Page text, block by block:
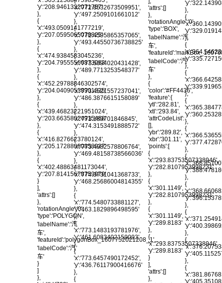
'y':'208.9461322071757'
},
{
'x':'493.0509141777219',
'y':'207.0595065078825'
},
{
'x':'474.9384583045236',
'y':'204.79555566873063'
},
{
'x':'452.29788846302574',
'y':'204.04090538901335'
},
{
'x':'439.46823221951024',
'y':'203.66358024915468'
},
{
'x':'416.8276623780124',
'y':'205.17288080858927'
},
{
'x':'402.48863481173044',
'y':'207.81415678759979'
}
],
'attrs':[]
},
'rotationAngle':'0',
'type':'POLYGON',
'labelName':'汽
车',
'featureId':'polygonBox_1607752021208_1',
'labelCode':'汽
车'
}
]
},
'x':'772.8532673509951',
'y':'497.2509101661012'
},
{
'x':'772.4595865357065',
'y':'493.44550736738825'
},
{
'x':'773.5094020431428',
'y':'489.7713253548377'
},
{
'x':'773.4521557237041',
'y':'486.3876615158089'
},
{
'x':'773.189701846845',
'y':'474.3153491888572'
},
{
'x':'773.4982578806764',
'y':'469.48158738566036'
},
{
'x':'774.3731041368733',
'y':'468.25686004814355'
},
{
'x':'774.5480733881127',
'y':'463.1829896498595'
},
{
'x':'773.1483193781976',
'y':'461.6083402159093'
},
{
'x':'773.6457490172452',
'y':'436.76117900416676'
},
{
'attrs':[]
},
'rotationAngle':'0',
'type':'BOX',
'labelName':'汽
车',
'labelCode':'汽
车'
},
{
'color':'#FF4436',
'feature':{
'ytl':'282.81',
'xtl':'293.84',
'attrCodeList':
[],
'ybr':'289.82',
'xbr':'301.11',
'points':[
{
'x':'293.83753507338946',
'y':'282.8107953998231'
},
{
'x':'301.1149',
'y':'282.8107953998231'
},
{
'x':'301.1149',
'y':'289.8183'
},
{
'x':'293.83753507338946',
'y':'289.8183'
}
],
'attrs':[]
},
},
{
},
{
},
{
},
{
},
{
},
{
},
{
},
{
},
{
},
{